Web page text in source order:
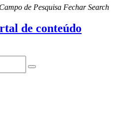
de Pesquisa Fechar Search
de conteúdo